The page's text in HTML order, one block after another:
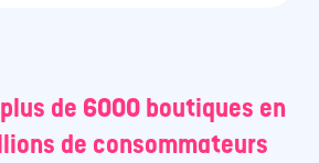
de 6000 boutiques en
de consommateurs